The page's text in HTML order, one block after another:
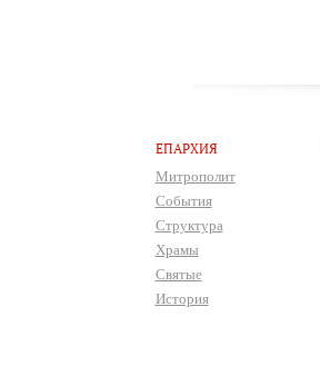
ЕПАРХИЯ
Митрополит
События
Структура
Храмы
Святые
История